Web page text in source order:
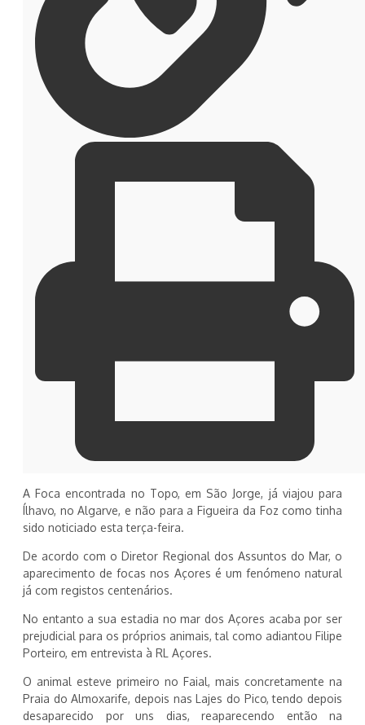
A Foca encontrada no Topo, em São Jorge, já viajou para
Ílhavo, no Algarve, e não para a Figueira da Foz como tinha
sido noticiado esta terça-feira.
De acordo com o Diretor Regional dos Assuntos do Mar, o
aparecimento de focas nos Açores é um fenómeno natural
já com registos centenários.
No entanto a sua estadia no mar dos Açores acaba por ser
prejudicial para os próprios animais, tal como adiantou Filipe
Porteiro, em entrevista à RL Açores.
O animal esteve primeiro no Faial, mais concretamente na
Praia do Almoxarife, depois nas Lajes do Pico, tendo depois
desaparecido por uns dias, reaparecendo então na